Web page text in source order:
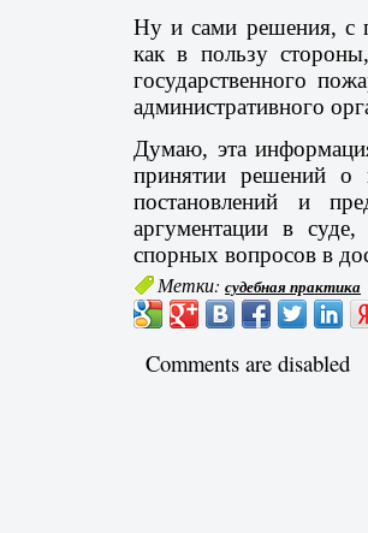
Ну и сами решения, с
как в пользу
государственного
административного
Думаю, эта
принятии решений о
постановлений и
аргументации в
спорных вопросов в
Метки:судебная практика
Comments are disabled